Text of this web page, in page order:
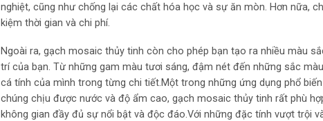
nghiệt, cũng như chống lại các chất hóa học và sự ăn mòn. Hơn nữa,
kiệm thời gian và chi phí.
Ngoài ra, gạch mosaic thủy tinh còn cho phép bạn tạo ra nhiều màu
trí của bạn. Từ những gam màu tươi sáng, đậm nét đến những sắc
cá tính của mình trong từng chi tiết.Một trong những ứng dụng phổ
chúng chịu được nước và độ ẩm cao, gạch mosaic thủy tinh rất phù
không gian đầy đủ sự nổi bật và độc đáo.Với những đặc tính vượt trội